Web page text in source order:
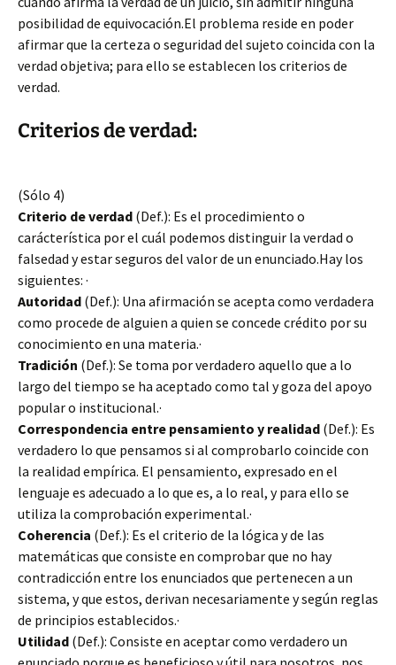
posibilidad de equivocación.El problema reside en poder
afirmar que la certeza o seguridad del sujeto coincida con la
verdad objetiva; para ello se establecen los criterios de
verdad.
Criterios de verdad:
(Sólo 4)
Criterio de verdad (Def.): Es el procedimiento o
carácterística por el cuál podemos distinguir la verdad o
falsedad y estar seguros del valor de un enunciado.Hay los
siguientes: ·
Autoridad (Def.): Una afirmación se acepta como verdadera
como procede de alguien a quien se concede crédito por su
conocimiento en una materia.·
Tradición (Def.): Se toma por verdadero aquello que a lo
largo del tiempo se ha aceptado como tal y goza del apoyo
popular o institucional.·
Correspondencia entre pensamiento y realidad (Def.): Es
verdadero lo que pensamos si al comprobarlo coincide con
la realidad empírica. El pensamiento, expresado en el
lenguaje es adecuado a lo que es, a lo real, y para ello se
utiliza la comprobación experimental.·
Coherencia (Def.): Es el criterio de la lógica y de las
matemáticas que consiste en comprobar que no hay
contradicción entre los enunciados que pertenecen a un
sistema, y que estos, derivan necesariamente y según reglas
de principios establecidos.·
Utilidad (Def.): Consiste en aceptar como verdadero un